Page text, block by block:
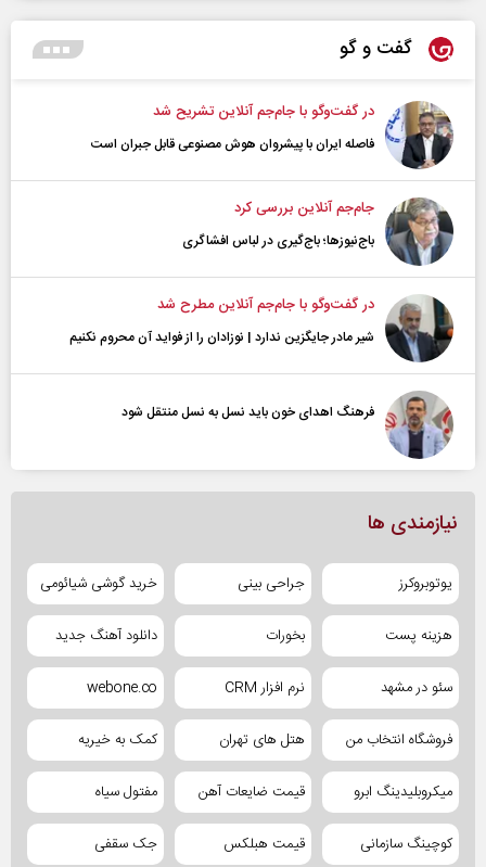
گفت و گو
در گفت‌و‌گو با جام‌جم آنلاین تشریح شد
فاصله ایران با پیشرو‌ان هوش مصنوعی قابل جبران است
جام‌جم آنلاین بررسی کرد
باج‌نیوزها؛ باج‌گیری در لباس افشاگری
در گفت‌و‌گو با جام‌جم آنلاین مطرح شد
شیر مادر جایگزین ندارد | نوزادان را از فواید آن محروم نکنیم
فرهنگ اهدای خون باید نسل به نسل منتقل شود
نیازمندی ها
یوتوبروکرز جراحی بینی خرید گوشی شیائومی
هزینه پست بخورات دانلود آهنگ جدید
سئو در مشهد نرم افزار CRM webone.co
فروشگاه انتخاب من هتل های تهران کمک به خیریه
میکروبلیدینگ ابرو قیمت ضایعات آهن مفتول سیاه
کوچینگ سازمانی قیمت هبلکس جک سقفی